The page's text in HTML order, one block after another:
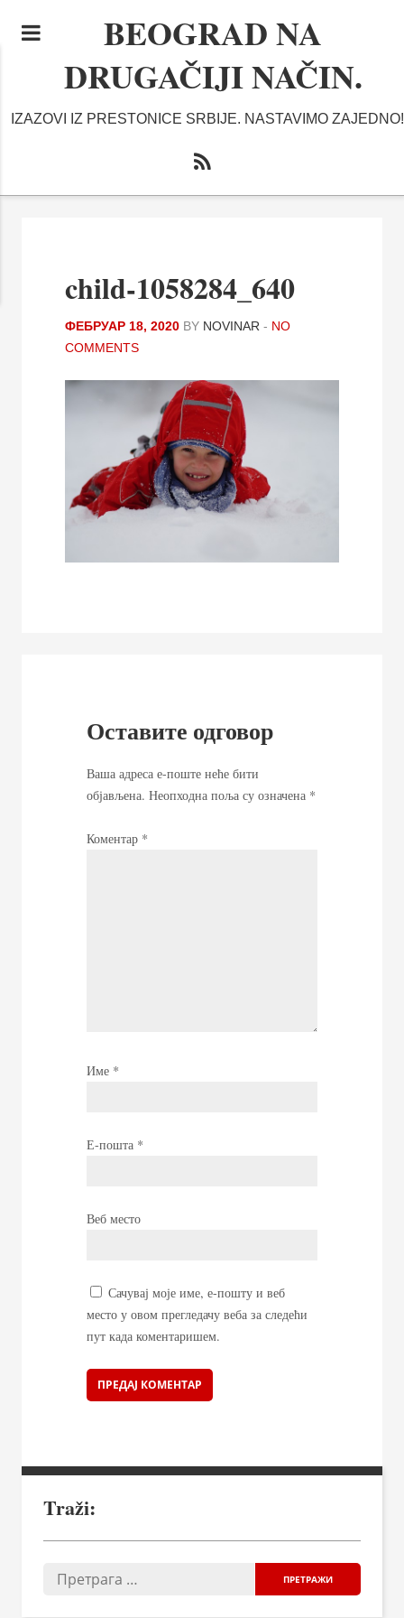
BEOGRAD NA
DRUGAČIJI NAČIN.
IZAZOVI IZ PRESTONICE SRBIJE. NASTAVIMO ZAJEDNO!
child-1058284_640
ФЕБРУАР 18, 2020 BY NOVINAR - NO
COMMENTS
Оставите одговор
Ваша адреса е-поште неће бити
објављена. Неопходна поља су означена *
Коментар *
Име *
Е-пошта *
Веб место
Сачувај моје име, е-пошту и веб
место у овом прегледачу веба за следећи
пут када коментаришем.
Traži: